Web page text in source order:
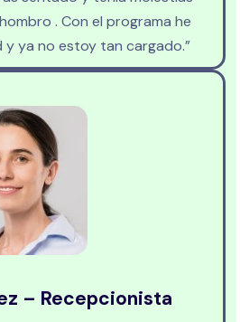
. Con el programa he
y ya no estoy tan cargado.”
– Recepcionista